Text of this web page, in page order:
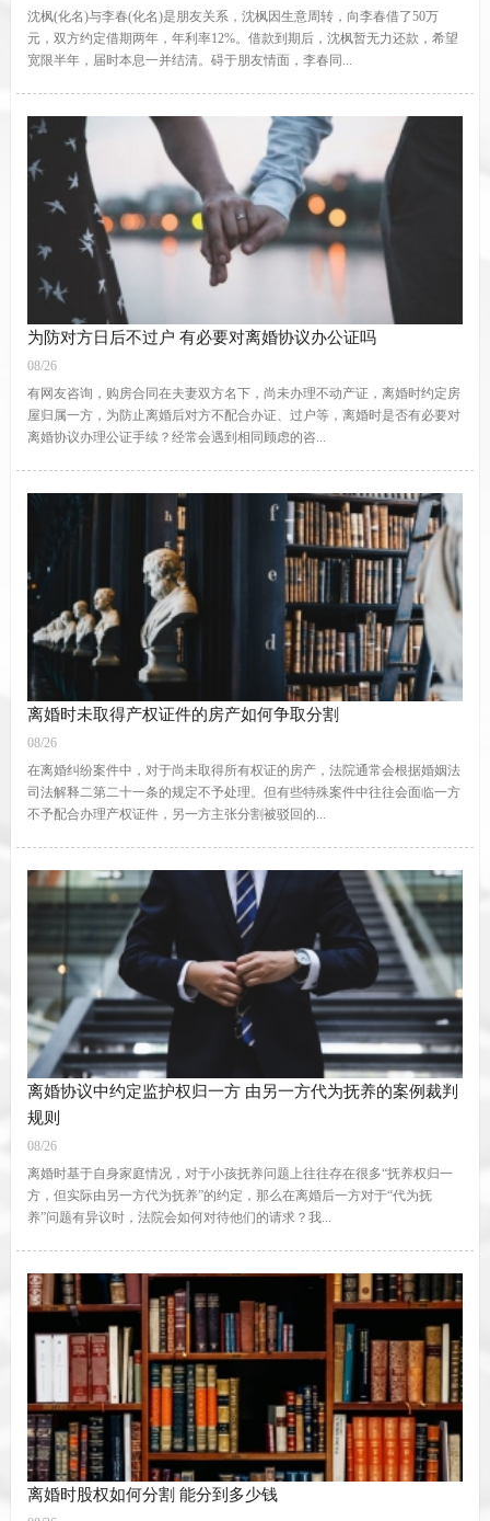
沈枫(化名)与李春(化名)是朋友关系，沈枫因生意周转，向李春借了50万
元，双方约定借期两年，年利率12%。借款到期后，沈枫暂无力还款，希望
宽限半年，届时本息一并结清。碍于朋友情面，李春同...
为防对方日后不过户 有必要对离婚协议办公证吗
08/26
有网友咨询，购房合同在夫妻双方名下，尚未办理不动产证，离婚时约定房
屋归属一方，为防止离婚后对方不配合办证、过户等，离婚时是否有必要对
离婚协议办理公证手续？经常会遇到相同顾虑的咨...
离婚时未取得产权证件的房产如何争取分割
08/26
在离婚纠纷案件中，对于尚未取得所有权证的房产，法院通常会根据婚姻法
司法解释二第二十一条的规定不予处理。但有些特殊案件中往往会面临一方
不予配合办理产权证件，另一方主张分割被驳回的...
离婚协议中约定监护权归一方 由另一方代为抚养的案例裁判
规则
08/26
离婚时基于自身家庭情况，对于小孩抚养问题上往往存在很多“抚养权归一
方，但实际由另一方代为抚养”的约定，那么在离婚后一方对于“代为抚
养”问题有异议时，法院会如何对待他们的请求？我...
离婚时股权如何分割 能分到多少钱